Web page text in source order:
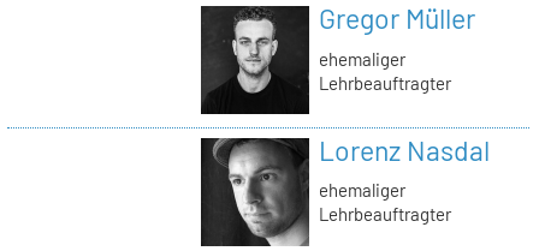
Gregor Müller
ehemaliger
Lehrbeauftragter
Lorenz Nasdal
ehemaliger
Lehrbeauftragter